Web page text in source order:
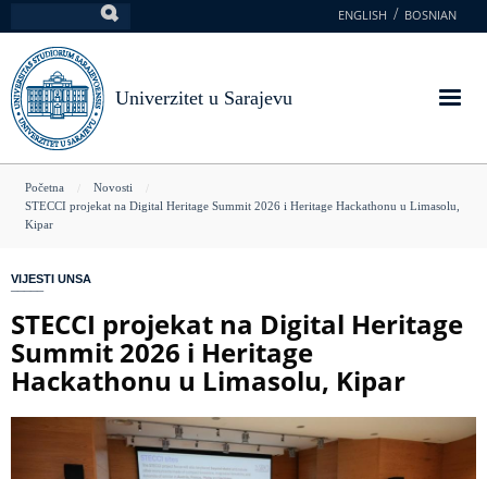
na
glavni
sadržaj
ENGLISH BOSNIAN
Univerzitet u Sarajevu
You
are
Početna
Novosti
STECCI projekat na Digital Heritage Summit 2026 i Heritage Hackathonu u Limasolu,
Kipar
VIJESTI UNSA
STECCI projekat na Digital Heritage
Summit 2026 i Heritage
Hackathonu u Limasolu, Kipar